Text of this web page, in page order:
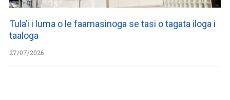
Tula’i i luma o le faamasinoga se tasi o tagata iloga i
taaloga
27/07/2026